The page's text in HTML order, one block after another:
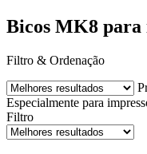
Bicos MK8 para
Filtro & Ordenação
Especialmente para
Filtro